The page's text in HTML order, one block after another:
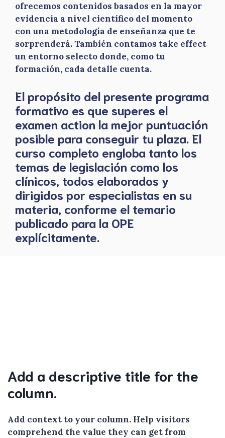
ofrecemos contenidos basados en la mayor
evidencia a nivel científico del momento
con una metodología de enseñanza que te
sorprenderá. También contamos take effect
un entorno selecto donde, como tu
formación, cada detalle cuenta.
El propósito del presente programa
formativo es que superes el
examen action la mejor puntuación
posible para conseguir tu plaza. El
curso completo engloba tanto los
temas de legislación como los
clínicos, todos elaborados y
dirigidos por especialistas en su
materia, conforme el temario
publicado para la OPE
explícitamente.
Add a descriptive title for the
column.
Add context to your column. Help visitors
comprehend the value they can get from